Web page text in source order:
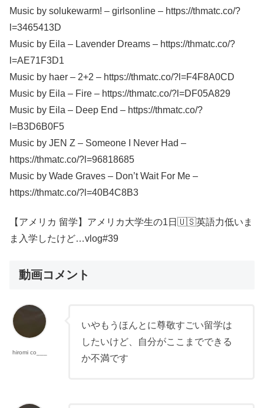
Music by solukewarm! – girlsonline – https://thmatc.co/?
l=3465413D
Music by Eila – Lavender Dreams – https://thmatc.co/?
l=AE71F3D1
Music by haer – 2+2 – https://thmatc.co/?l=F4F8A0CD
Music by Eila – Fire – https://thmatc.co/?l=DF05A829
Music by Eila – Deep End – https://thmatc.co/?
l=B3D6B0F5
Music by JEN Z – Someone I Never Had –
https://thmatc.co/?l=96818685
Music by Wade Graves – Don’t Wait For Me –
https://thmatc.co/?l=40B4C8B3
【アメリカ 留学】アメリカ大学生の1日🇺🇸英語力低いま
ま入学したけど…vlog#39
動画コメント
hiromi co___
いやもうほんとに尊敬すごい留学は
したいけど、自分がここまでできる
か不満です